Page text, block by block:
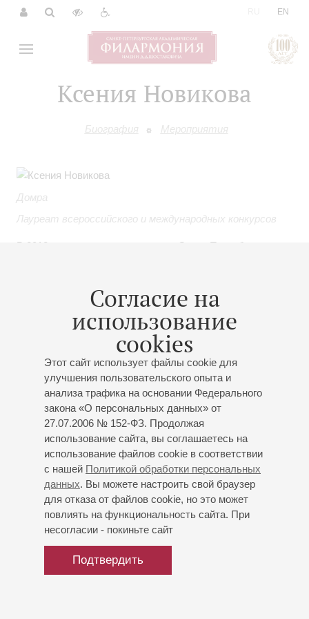
EN
Ксения Новикова
Биография Мероприятия
Согласие на
использование
cookies
Этот сайт использует файлы cookie для
улучшения пользовательского опыта и
анализа трафика на основании Федерального
закона «О персональных данных» от
27.07.2006 № 152-ФЗ. Продолжая
использование сайта, вы соглашаетесь на
использование файлов cookie в соответствии
с нашей Политикой обработки персональных
данных. Вы можете настроить свой браузер
для отказа от файлов cookie, но это может
повлиять на функциональность сайта. При
несогласии - покиньте сайт
Подтвердить
Домра
Лауреат всероссийского и международных конкурсов
В 2012 году окончила с отличием Санкт-Петербургскую
Лауреат I степени международного конкурса юных
исполнителей на народных инструментах (Петрозаводск,
2007), II степени Всероссийского Открытого конкурса
исполнителей на струнных народных инструментах
имени А.Б. Шалова (Санкт-Петербург, 2011), III степени
Международного конкурса исполнителей на народных
инструментах «Кубок Севера» имени А.Л. Репникова
(Петрозаводск, 2011).
С 2008 года – солистка Государственного Русского
концертного оркестра Санкт-Петербурга.
февраль 2025